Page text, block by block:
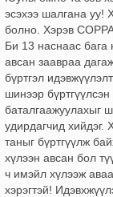
эсэхээ шалгана уу!
болно. Хэрэв
Би 13 наснаас бага
авсан заавраа
бүртгэл
шинээр бүртгүүлсэн
баталгаажуулахыг
удирдагчид хийдэг.
таныг бүртгүүлж
хүлээн авсан бол
ч имэйл хүлээж
хэрэгтэй!